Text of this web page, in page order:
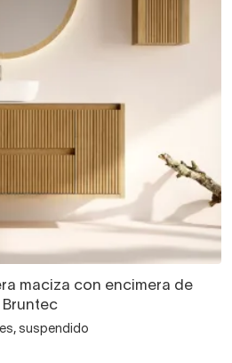
maciza con encimera de
Bruntec
suspendido